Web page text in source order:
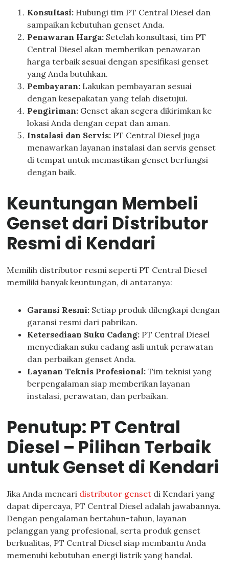
Konsultasi: Hubungi tim PT Central Diesel dan
sampaikan kebutuhan genset Anda.
Penawaran Harga: Setelah konsultasi, tim PT
Central Diesel akan memberikan penawaran
harga terbaik sesuai dengan spesifikasi genset
yang Anda butuhkan.
Pembayaran: Lakukan pembayaran sesuai
dengan kesepakatan yang telah disetujui.
Pengiriman: Genset akan segera dikirimkan ke
lokasi Anda dengan cepat dan aman.
Instalasi dan Servis: PT Central Diesel juga
menawarkan layanan instalasi dan servis genset
di tempat untuk memastikan genset berfungsi
dengan baik.
Keuntungan Membeli
Genset dari Distributor
Resmi di Kendari
Memilih distributor resmi seperti PT Central Diesel
memiliki banyak keuntungan, di antaranya:
Garansi Resmi: Setiap produk dilengkapi dengan
garansi resmi dari pabrikan.
Ketersediaan Suku Cadang: PT Central Diesel
menyediakan suku cadang asli untuk perawatan
dan perbaikan genset Anda.
Layanan Teknis Profesional: Tim teknisi yang
berpengalaman siap memberikan layanan
instalasi, perawatan, dan perbaikan.
Penutup: PT Central
Diesel – Pilihan Terbaik
untuk Genset di Kendari
Jika Anda mencari distributor genset di Kendari yang
dapat dipercaya, PT Central Diesel adalah jawabannya.
Dengan pengalaman bertahun-tahun, layanan
pelanggan yang profesional, serta produk genset
berkualitas, PT Central Diesel siap membantu Anda
memenuhi kebutuhan energi listrik yang handal.